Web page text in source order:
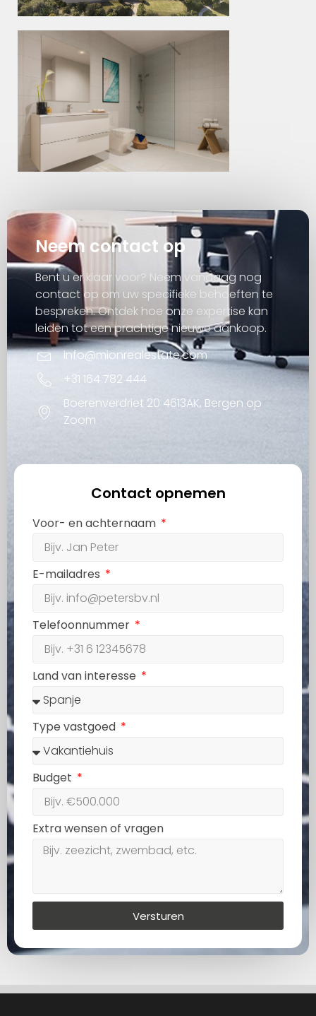
Neem contact op
Bent u er klaar voor? Neem vandaag nog
contact op om uw specifieke behoeften te
bespreken. Ontdek hoe onze expertise kan
leiden tot een prachtige nieuwe aankoop.
info@mionrealestate.com
+31 164 782 444
Boerenverdriet 20 4613AK, Bergen op
Zoom
Contact opnemen
Voor- en achternaam
E-mailadres
Telefoonnummer
Land van interesse
Type vastgoed
Budget
Extra wensen of vragen
Versturen